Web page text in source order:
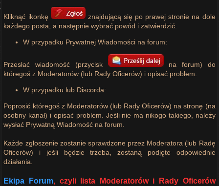
Kliknąć ikonkę
znajdującą się po prawej stronie na dole
każdego posta, a następnie wybrać powód i zatwierdzić.
W przypadku Prywatnej Wiadomości na forum:
Przesłać wiadomość (przycisk
na forum) do
któregoś z Moderatorów (lub Rady Oficerów) i opisać problem.
W przypadku lub Discorda:
Poprosić któregoś z Moderatorów (lub Rady Oficerów) na stronę (na
osobny kanał) i opisać problem. Jeśli nie ma nikogo takiego, należy
wysłać Prywatną Wiadomość na forum.
Każde zgłoszenie zostanie sprawdzone przez Moderatora (lub Radę
Oficerów) i jeśli będzie trzeba, zostaną podjęte odpowiednie
działania.
Ekipa Forum, czyli lista Moderatorów i Rady Oficerów